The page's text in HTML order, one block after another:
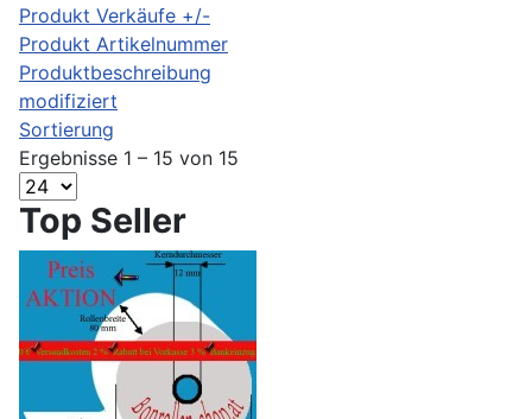
Produkt Verkäufe +/-
Produkt Artikelnummer
Produktbeschreibung
modifiziert
Sortierung
Ergebnisse 1 – 15 von 15
Top Seller